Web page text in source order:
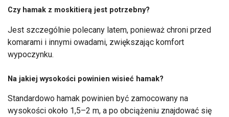
Czy hamak z moskitierą jest potrzebny?
Jest szczególnie polecany latem, ponieważ chroni przed
komarami i innymi owadami, zwiększając komfort
wypoczynku.
Na jakiej wysokości powinien wisieć hamak?
Standardowo hamak powinien być zamocowany na
wysokości około 1,5–2 m, a po obciążeniu znajdować się